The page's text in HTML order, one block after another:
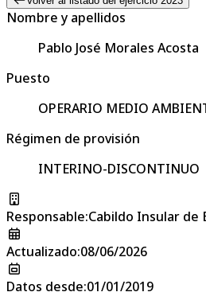
Nombre y apellidos
Pablo José Morales Acosta
Puesto
OPERARIO MEDIO
Régimen de provisión
INTERINO-DISCONTINUO
Responsable:Cabildo Insular de
Actualizado:08/06/2026
Datos desde:01/01/2019